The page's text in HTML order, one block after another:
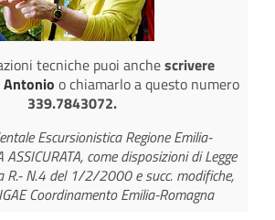
tecniche puoi anchescrivere
Antonio o chiamarlo a questo numero
339.7843072.
Escursionistica Regione Emilia-
ASSICURATA, come disposizioni di Legge
R.- N.4 del 1/2/2000 e succ. modifiche,
Coordinamento Emilia-Romagna